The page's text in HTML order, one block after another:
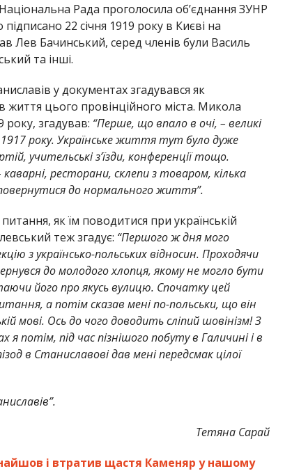
Національна Рада проголосила об’єднання ЗУНР
22 січня 1919 року в Києві на
Лев Бачинський, серед членів були Василь
та інші.
у документах згадувався як
життя цього провінційного міста. Микола
згадував: “Перше, що впало в очі, – великі
1917 року. Українське життя тут було дуже
учительські з’їзди, конференції тощо.
ресторани, склепи з товаром, кілька
до нормального життя”.
як їм поводитися при українській
теж згадує: “Першого ж дня мого
з українсько-польських відносин. Проходячи
до молодого хлопця, якому не могло бути
його про якусь вулицю. Спочатку цей
а потім сказав мені по-польськи, що він
мові. Ось до чого доводить сліпий шовінізм! З
я потім, під час пізнішого побуту в Галичині і в
в Станиславові дав мені передсмак цілої
Тетяна Сарай
і втратив щастя Каменяр у нашому